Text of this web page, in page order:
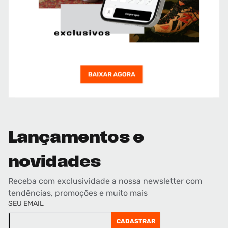
Lançamentos e
novidades
Receba com exclusividade a nossa newsletter com
tendências, promoções e muito mais
SEU EMAIL
CADASTRAR